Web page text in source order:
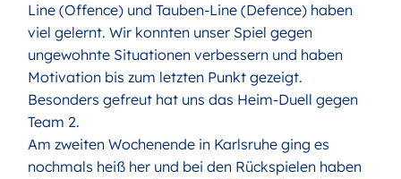
Line (Offence) und Tauben-Line (Defence) haben
viel gelernt. Wir konnten unser Spiel gegen
ungewohnte Situationen verbessern und haben
Motivation bis zum letzten Punkt gezeigt.
Besonders gefreut hat uns das Heim-Duell gegen
Team 2.
Am zweiten Wochenende in Karlsruhe ging es
nochmals heiß her und bei den Rückspielen haben